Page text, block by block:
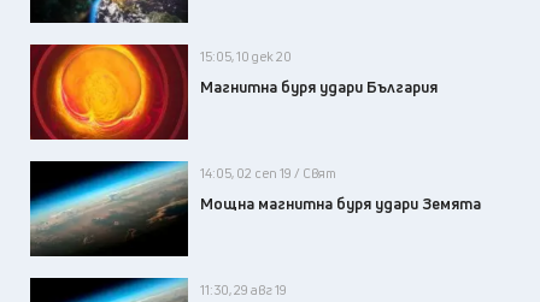
15:05, 10 дек 20
Магнитна буря удари България
14:05, 02 сеп 19 / Свят
Мощна магнитна буря удари Земята
11:30, 29 авг 19